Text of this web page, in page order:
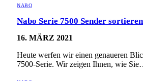
NABO
Nabo Serie 7500 Sender sortieren
16. MÄRZ 2021
Heute werfen wir einen genaueren
7500-Serie. Wir zeigen Ihnen, wie